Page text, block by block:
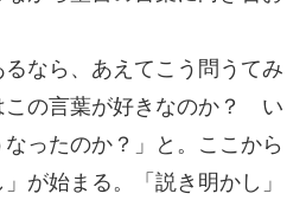
なら、あえてこう問うてみ
この言葉が好きなのか？ い
ったのか？」と。ここから
が始まる。「説き明かし」